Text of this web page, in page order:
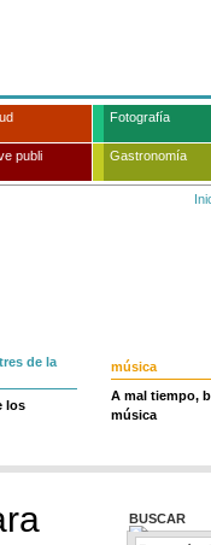
Fotografía
publi Gastronomía
los
música
A mal tiempo,
música
BUSCAR